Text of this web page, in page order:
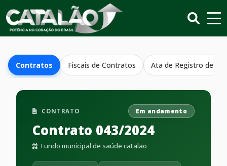
Contratos Fiscais de Contratos Ata de Registro de
CONTRATO Em andamento
Contrato 043/2024
Fundo municipal de saúde catalão